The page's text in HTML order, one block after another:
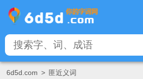
6d5d.com > 匪近义词